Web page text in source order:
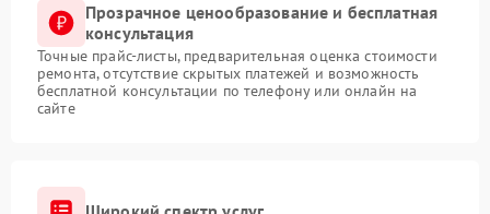
Прозрачное ценообразование и бесплатная
консультация
Точные прайс-листы, предварительная оценка стоимости
ремонта, отсутствие скрытых платежей и возможность
бесплатной консультации по телефону или онлайн на
сайте